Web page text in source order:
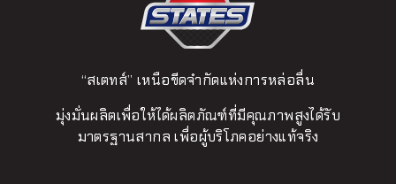
“สเตทส์” เหนือขีดจำกัดแห่งการหล่อลื่น
มุ่งมั่นผลิตเพื่อให้ได้ผลิตภัณฑ์ที่มีคุณภาพสูงได้รับ
มาตรฐานสากล เพื่อผู้บริโภคอย่างแท้จริง